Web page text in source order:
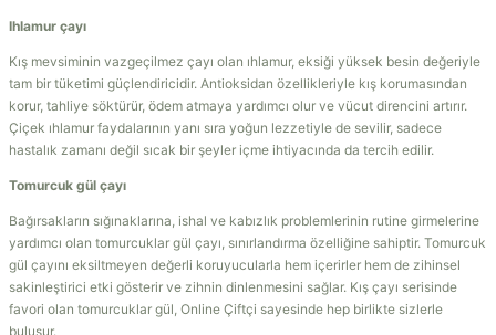
Ihlamur çayı
Kış mevsiminin vazgeçilmez çayı olan ıhlamur, eksiği yüksek besin değeriyle
tam bir tüketimi güçlendiricidir. Antioksidan özellikleriyle kış korumasından
korur, tahliye söktürür, ödem atmaya yardımcı olur ve vücut direncini artırır.
Çiçek ıhlamur faydalarının yanı sıra yoğun lezzetiyle de sevilir, sadece
hastalık zamanı değil sıcak bir şeyler içme ihtiyacında da tercih edilir.
Tomurcuk gül çayı
Bağırsakların sığınaklarına, ishal ve kabızlık problemlerinin rutine girmelerine
yardımcı olan tomurcuklar gül çayı, sınırlandırma özelliğine sahiptir. Tomurcuk
gül çayını eksiltmeyen değerli koruyucularla hem içerirler hem de zihinsel
sakinleştirici etki gösterir ve zihnin dinlenmesini sağlar. Kış çayı serisinde
favori olan tomurcuklar gül, Online Çiftçi sayesinde hep birlikte sizlerle
buluşur.